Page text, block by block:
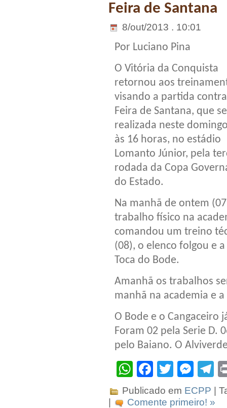
Feira de Santana
8/out/2013 . 10:01
Por Luciano Pina
O Vitória da Conquista
retornou aos
visando a partida
Feira de Santana, que
realizada neste
às 16 horas, no estádio
Lomanto Júnior, pela
rodada da Copa
do Estado.
Na manhã de ontem
trabalho físico na
comandou um treino
(08), o elenco folgou e
Toca do Bode.
Amanhã os trabalhos
manhã na academia e
O Bode e o Cangaceiro
Foram 02 pela Serie D.
pelo Baiano. O
WhatsApp
Facebook
Twitter
Publicado em ECPP |
|
Comente primeiro! »